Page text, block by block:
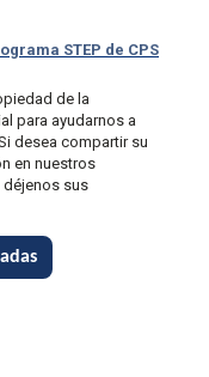
STEP de CPS
de la
para ayudarnos a
desea compartir su
en nuestros
sus